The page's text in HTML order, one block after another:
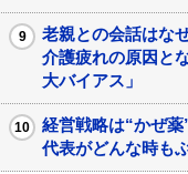
老親との会話はな
介護疲れの原因と
大バイアス」
経営戦略は“かぜ薬
代表がどんな時も